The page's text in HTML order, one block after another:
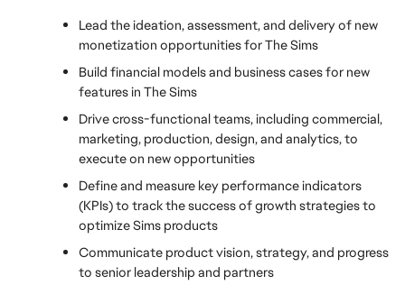
Lead the ideation, assessment, and delivery of new
monetization opportunities for The Sims
Build financial models and business cases for new
features in The Sims
Drive cross-functional teams, including commercial,
marketing, production, design, and analytics, to
execute on new opportunities
Define and measure key performance indicators
(KPIs) to track the success of growth strategies to
optimize Sims products
Communicate product vision, strategy, and progress
to senior leadership and partners